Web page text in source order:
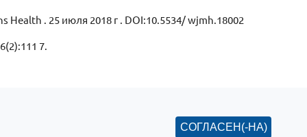
. 25 июля 2018 г . DOI:10.5534/ wjmh.18002
7.
СОГЛАСЕН(-НА)